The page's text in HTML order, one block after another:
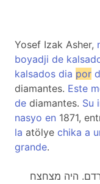
Yosef Izak Asher,
boyadji de
kalsados dia por
diamantes. Este
de diamantes. Su
nasyo en 1871,
la atölye chika a
grande.
ב- 1816 באמסטרדם. היה מצחצח